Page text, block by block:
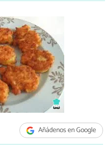
Añádenos en Google